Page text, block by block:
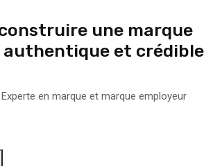
une marque
authentique et crédible
Experte en marque et marque employeur